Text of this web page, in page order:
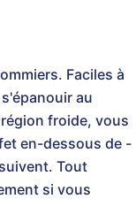
Faciles à
au
froide, vous
en-dessous de -
Tout
si vous